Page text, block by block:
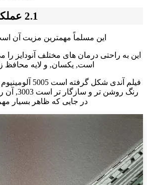
2.1 عملکرد عالی آنودایزر
این مسلماً مهمترین مزیت آن
این به راحتی درمان های مختلف آنودایز را
است, یکسان, و لایه محافظ
فیلم آندی شکل
رنگ روشن
در جایی که ظاهر بسیار